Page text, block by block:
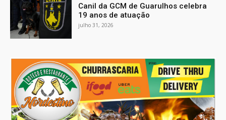
Canil da GCM de Guarulhos celebra
19 anos de atuação
julho 31, 2026